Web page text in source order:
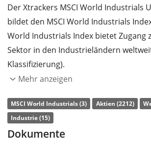
Der Xtrackers MSCI World Industrials
bildet den MSCI World Industrials
World Industrials Index bietet Zugang
Sektor in den Industrieländern
Klassifizierung).
(Gesamtkostenquote) des ETF
p.a.. Der Xtrackers MSCI World
ist der günstigste und größte ETF, der
Industrials Index nachbildet. Der ETF
Mehr anzeigen
MSCI World Industrials (3) Aktien (2212)
Industrie (15)
Dokumente